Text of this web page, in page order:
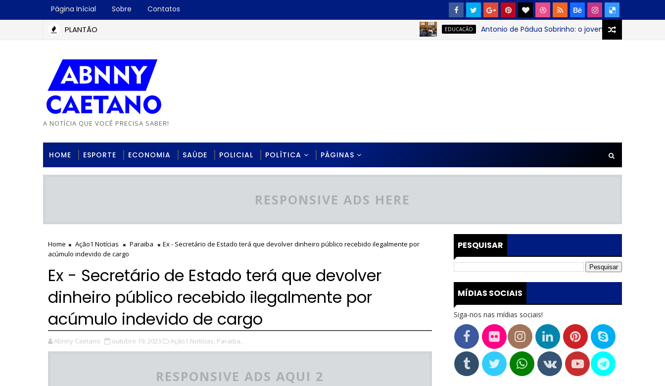
Página Inícial Sobre Contatos
PLANTÃO EDUCACÃO Antonio de Pádua Sobrinho: o jovem que transformou
A NOTÍCIA QUE VOCÊ PRECISA SABER!
HOME ESPORTE ECONOMIA SAÚDE POLICIAL POLÍTICA PÁGINAS
RESPONSIVE ADS HERE
Home Ação1 Notícias Paraiba
Ex - Secretário de Estado terá que devolver dinheiro público recebido ilegalmente por
acúmulo indevido de cargo
Ex - Secretário de Estado terá que devolver
dinheiro público recebido ilegalmente por
acúmulo indevido de cargo
Abnny Caetano outubro 19, 2023 Ação1 Notícias, Paraiba,
RESPONSIVE ADS AQUI 2
PESQUISAR
MÍDIAS SOCIAIS
Siga-nos nas mídias sociais!